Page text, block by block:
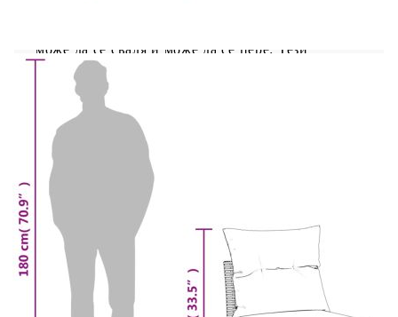
може да се сваля и може да се пере: Тези
възглавници за седалки имат подвижни калъфи
за лесно пране и поддръжка.Модулен дизайн:
Този комплект външни мебели има модулен
дизайн, което го прави напълно гъвкав и лесен
за преместване, така че можете да създадете
персонализирана подредба на външни мебели.
Добре е да се знае:За да сте сигурни, че вашите
външни мебели ще останат красиви, ви
препоръчваме да ги защитите с водоустойчиво
покривало.
Максимален капацитет на натоварване (на
място): 110 кг
UV устойчив
Пластмасови регулируеми крачета